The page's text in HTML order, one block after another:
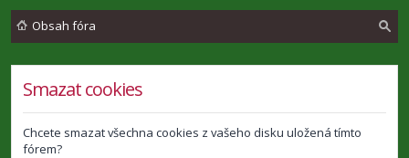
Obsah fóra
Smazat cookies
Chcete smazat všechna cookies z vašeho disku uložená tímto
fórem?